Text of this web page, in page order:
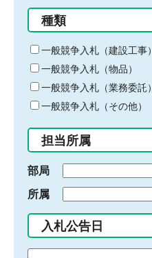
る
キ
ー
ワ
ー
ド
入
力
種類
一般競争入札（建設工事）
一般競争入札（物品）
一般競争入札（業務委託）
一般競争入札（その他）
担当所属
部局
所属
入札公告日